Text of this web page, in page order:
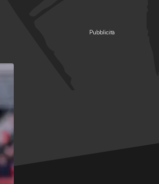
Pubblicità